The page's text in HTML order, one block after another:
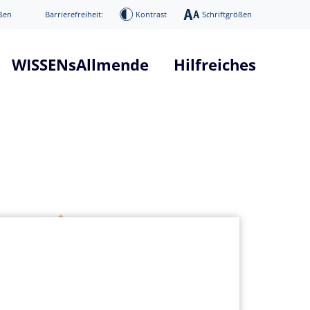
Barrierefreiheit: Kontrast Schriftgrößen
WISSENsAllmende
Hilfreiches
Digitaler Donnerstag